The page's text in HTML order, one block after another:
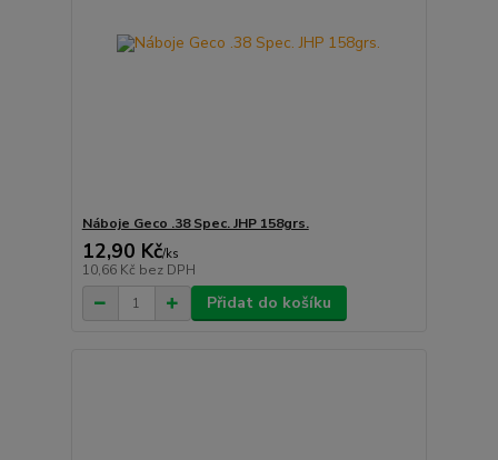
Náboje Geco .38 Spec. JHP 158grs.
12,90 Kč/ks
10,66 Kč bez DPH
Přidat do košíku